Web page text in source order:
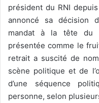
président du RNI
annoncé sa décision
mandat à la tête du
présentée comme le
retrait a suscité de
scène politique et de
d’une séquence
personne, selon